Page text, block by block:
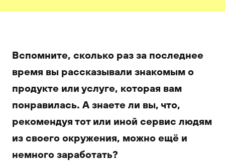
Вспомните, сколько раз за последнее
время вы рассказывали знакомым о
продукте или услуге, которая вам
понравилась. А знаете ли вы, что,
рекомендуя тот или иной сервис людям
из своего окружения, можно ещё и
немного заработать?